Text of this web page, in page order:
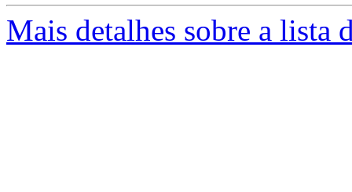
Mais detalhes sobre a lista